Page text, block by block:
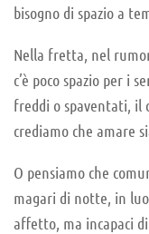
bisogno di spazio a
Nella fretta, nel
c’è poco spazio per i
freddi o spaventati, il
crediamo che amare
O pensiamo che
magari di notte, in
affetto, ma incapaci